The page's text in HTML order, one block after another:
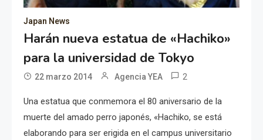
Japan News
Harán nueva estatua de «Hachiko»
para la universidad de Tokyo
22 marzo 2014 Agencia YEA 2
Una estatua que conmemora el 80 aniversario de la
muerte del amado perro japonés, «Hachiko, se está
elaborando para ser erigida en el campus universitario